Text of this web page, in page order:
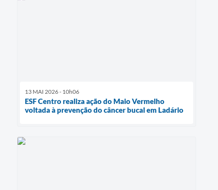
13 MAI 2026 - 10h06
ESF Centro realiza ação do Maio Vermelho
voltada à prevenção do câncer bucal em Ladário